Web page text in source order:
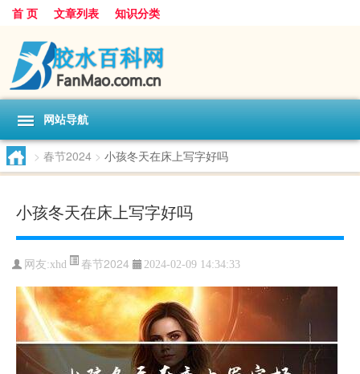
首 页 文章列表 知识分类
网站导航
> 春节2024 > 小孩冬天在床上写字好吗
小孩冬天在床上写字好吗
网友:xhd 春节2024 2024-02-09 14:34:33